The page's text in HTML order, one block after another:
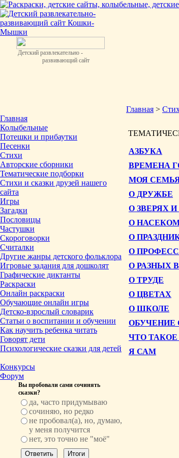
Детский развлекательно -
развивающий сайт
Главная
Колыбельные
Потешки и прибаутки
Песенки
Стихи
Авторские сборники
Тематические подборки
Стихи и сказки друзей нашего
сайта
Игры
Загадки
Пословицы
Частушки
Скороговорки
Считалки
Другие жанры детского фольклора
Игровые задания для дошколят
Графические диктанты
Раскраски
Онлайн раскраски
Обучающие онлайн игры
Детско-взрослый словарик
Статьи о воспитании и обучении
Как научить ребенка читать
Говорят дети
Психологические сказки для детей
Конкурсы
Форум
Вы пробовали сами сочинять
сказки?
да, часто придумываю
сочиняю, но редко
не пробовал(а), но, думаю,
у меня получится
нет, это точно не "моё"
Главная >
АЗБУКА
ВРЕМЕНА
МОЯ
О ДРУЖБЕ
О ЗВЕРЯХ
О
О
О
О РАЗНЫХ
О ТРУДЕ
О ЦВЕТАХ
О ШКОЛЕ
ОБУЧЕНИЕ
ЧТО
Я САМ